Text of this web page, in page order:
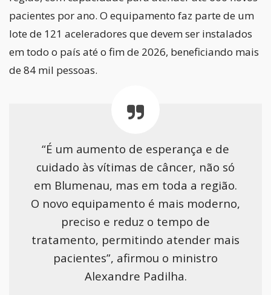
pacientes por ano. O equipamento faz parte de um
lote de 121 aceleradores que devem ser instalados
em todo o país até o fim de 2026, beneficiando mais
de 84 mil pessoas.
“É um aumento de esperança e de
cuidado às vítimas de câncer, não só
em Blumenau, mas em toda a região.
O novo equipamento é mais moderno,
preciso e reduz o tempo de
tratamento, permitindo atender mais
pacientes”, afirmou o ministro
Alexandre Padilha.